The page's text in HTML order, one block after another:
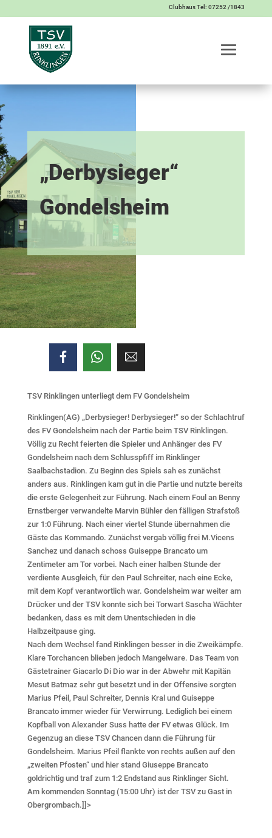
Clubhaus Tel: 07252 /1843
„Derbysieger“
Gondelsheim
TSV Rinklingen unterliegt dem FV Gondelsheim
Rinklingen(AG) „Derbysieger! Derbysieger!“ so der Schlachtruf
des FV Gondelsheim nach der Partie beim TSV Rinklingen.
Völlig zu Recht feierten die Spieler und Anhänger des FV
Gondelsheim nach dem Schlusspfiff im Rinklinger
Saalbachstadion. Zu Beginn des Spiels sah es zunächst
anders aus. Rinklingen kam gut in die Partie und nutzte bereits
die erste Gelegenheit zur Führung. Nach einem Foul an Benny
Ernstberger verwandelte Marvin Bühler den fälligen Strafstoß
zur 1:0 Führung. Nach einer viertel Stunde übernahmen die
Gäste das Kommando. Zunächst vergab völlig frei M.Vicens
Sanchez und danach schoss Guiseppe Brancato um
Zentimeter am Tor vorbei. Nach einer halben Stunde der
verdiente Ausgleich, für den Paul Schreiter, nach eine Ecke,
mit dem Kopf verantwortlich war. Gondelsheim war weiter am
Drücker und der TSV konnte sich bei Torwart Sascha Wächter
bedanken, dass es mit dem Unentschieden in die
Halbzeitpause ging.
Nach dem Wechsel fand Rinklingen besser in die Zweikämpfe.
Klare Torchancen blieben jedoch Mangelware. Das Team von
Gästetrainer Giacarlo Di Dio war in der Abwehr mit Kapitän
Mesut Batmaz sehr gut besetzt und in der Offensive sorgten
Marius Pfeil, Paul Schreiter, Dennis Kral und Guiseppe
Brancato immer wieder für Verwirrung. Lediglich bei einem
Kopfball von Alexander Suss hatte der FV etwas Glück. Im
Gegenzug an diese TSV Chancen dann die Führung für
Gondelsheim. Marius Pfeil flankte von rechts außen auf den
„zweiten Pfosten“ und hier stand Giuseppe Brancato
goldrichtig und traf zum 1:2 Endstand aus Rinklinger Sicht.
Am kommenden Sonntag (15:00 Uhr) ist der TSV zu Gast in
Obergrombach.]]>